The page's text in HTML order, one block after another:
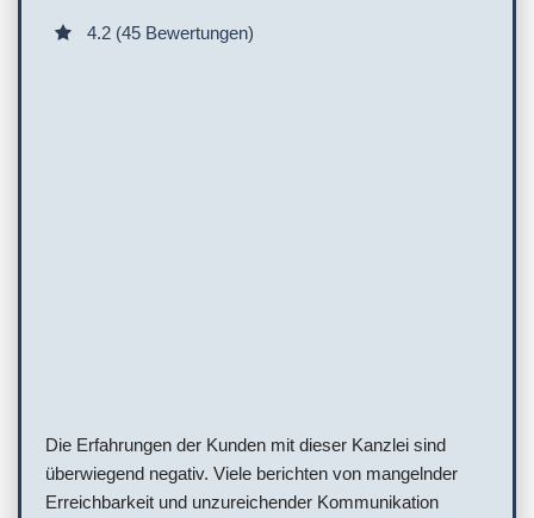
4.2 (45 Bewertungen)
Die Erfahrungen der Kunden mit dieser Kanzlei sind
überwiegend negativ. Viele berichten von mangelnder
Erreichbarkeit und unzureichender Kommunikation